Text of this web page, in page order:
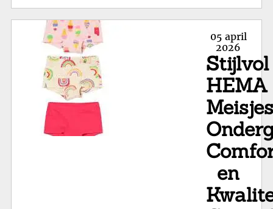
en
Posted
on
05 april
2026
Stijlvol
HEMA
Meisjes
en